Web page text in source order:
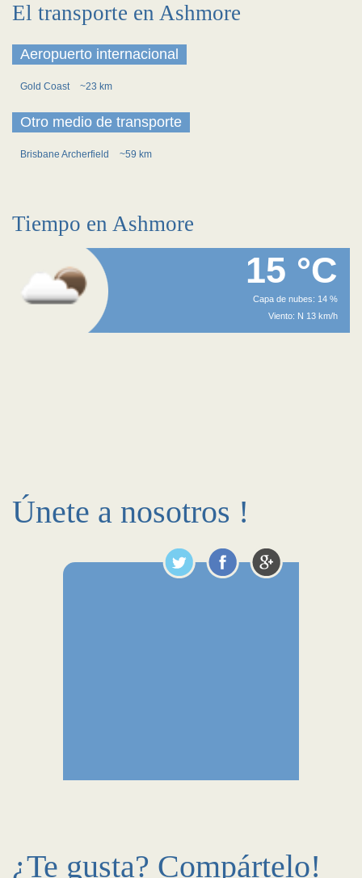
El transporte en Ashmore
Aeropuerto internacional
Gold Coast ~23 km
Otro medio de transporte
Brisbane Archerfield ~59 km
Tiempo en Ashmore
15 °C
Capa de nubes: 14 %
Viento: N 13 km/h
Únete a nosotros !
¿Te gusta? Compártelo!